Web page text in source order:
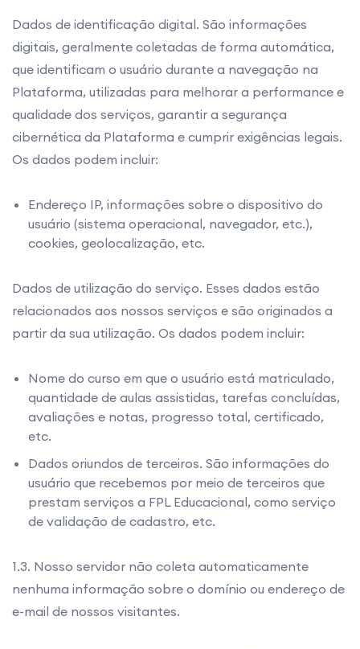
Dados de identificação digital. São informações
digitais, geralmente coletadas de forma automática,
que identificam o usuário durante a navegação na
Plataforma, utilizadas para melhorar a performance e
qualidade dos serviços, garantir a segurança
cibernética da Plataforma e cumprir exigências legais.
Os dados podem incluir:
Endereço IP, informações sobre o dispositivo do
usuário (sistema operacional, navegador, etc.),
cookies, geolocalização, etc.
Dados de utilização do serviço. Esses dados estão
relacionados aos nossos serviços e são originados a
partir da sua utilização. Os dados podem incluir:
Nome do curso em que o usuário está matriculado,
quantidade de aulas assistidas, tarefas concluídas,
avaliações e notas, progresso total, certificado,
etc.
Dados oriundos de terceiros. São informações do
usuário que recebemos por meio de terceiros que
prestam serviços a FPL Educacional, como serviço
de validação de cadastro, etc.
1.3. Nosso servidor não coleta automaticamente
nenhuma informação sobre o domínio ou endereço de
e-mail de nossos visitantes.